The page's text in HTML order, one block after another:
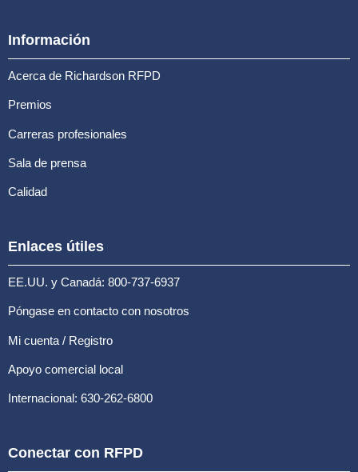
Información
Acerca de Richardson RFPD
Premios
Carreras profesionales
Sala de prensa
Calidad
Enlaces útiles
EE.UU. y Canadá: 800-737-6937
Póngase en contacto con nosotros
Mi cuenta / Registro
Apoyo comercial local
Internacional: 630-262-6800
Conectar con RFPD